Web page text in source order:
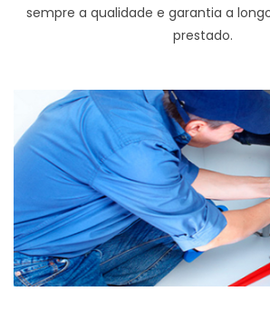
sempre a qualidade e garantia a
prestado.